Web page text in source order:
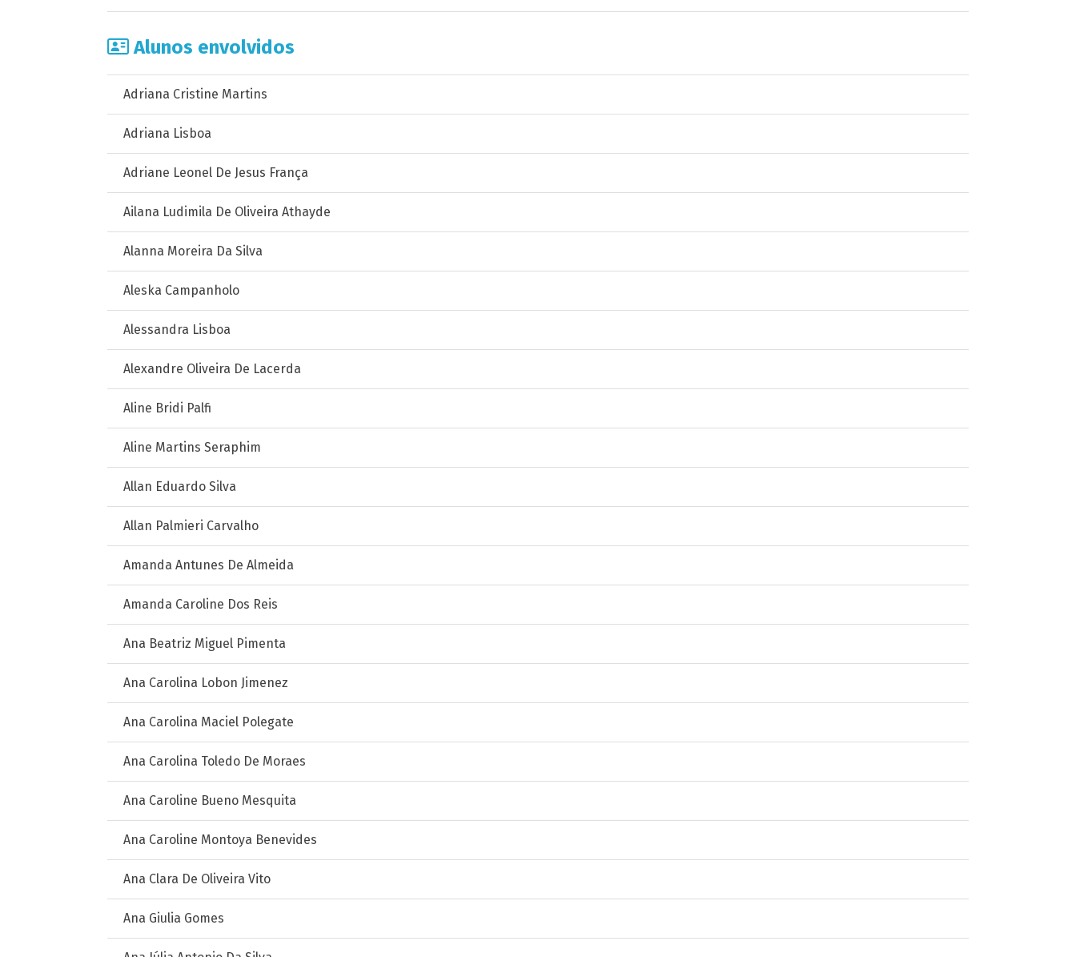
Alunos envolvidos
Adriana Cristine Martins
Adriana Lisboa
Adriane Leonel De Jesus França
Ailana Ludimila De Oliveira Athayde
Alanna Moreira Da Silva
Aleska Campanholo
Alessandra Lisboa
Alexandre Oliveira De Lacerda
Aline Bridi Palfi
Aline Martins Seraphim
Allan Eduardo Silva
Allan Palmieri Carvalho
Amanda Antunes De Almeida
Amanda Caroline Dos Reis
Ana Beatriz Miguel Pimenta
Ana Carolina Lobon Jimenez
Ana Carolina Maciel Polegate
Ana Carolina Toledo De Moraes
Ana Caroline Bueno Mesquita
Ana Caroline Montoya Benevides
Ana Clara De Oliveira Vito
Ana Giulia Gomes